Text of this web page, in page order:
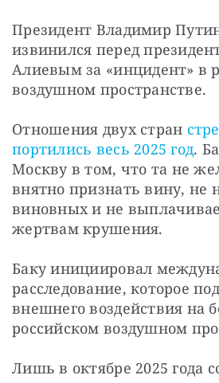
Президент Владимир
извинился перед
Алиевым за «инцидент» в
воздушном пространстве.
Отношения двух стран
портились весь 2025 год.
Москву в том, что та не
внятно признать вину, не
виновных и не
жертвам крушения.
Баку инициировал
расследование, которое
внешнего воздействия на
российском воздушном
Лишь в октябре 2025 года